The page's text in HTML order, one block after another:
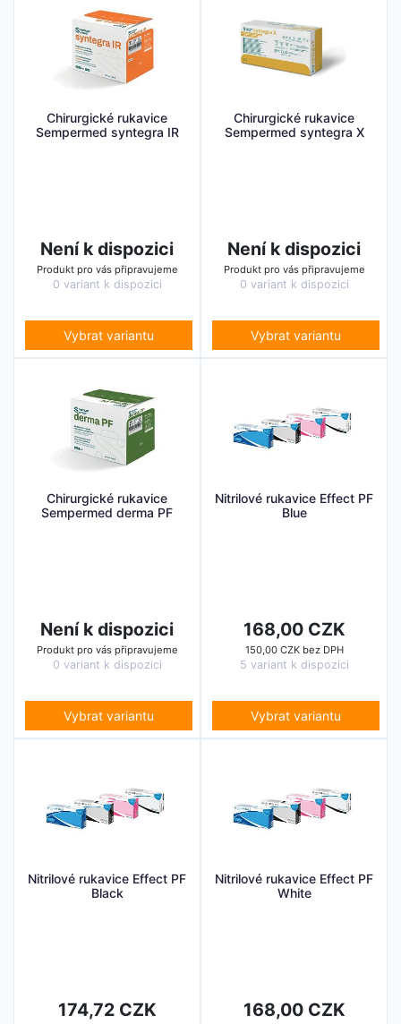
Chirurgické rukavice
Sempermed syntegra IR
Není k dispozici
Produkt pro vás připravujeme
0 variant k dispozici
Vybrat variantu
Chirurgické rukavice
Sempermed syntegra X
Není k dispozici
Produkt pro vás připravujeme
0 variant k dispozici
Vybrat variantu
Chirurgické rukavice
Sempermed derma PF
Není k dispozici
Produkt pro vás připravujeme
0 variant k dispozici
Vybrat variantu
Nitrilové rukavice Effect PF
Blue
168,00 CZK
150,00 CZK bez DPH
5 variant k dispozici
Vybrat variantu
Nitrilové rukavice Effect PF
Black
174,72 CZK
Nitrilové rukavice Effect PF
White
168,00 CZK